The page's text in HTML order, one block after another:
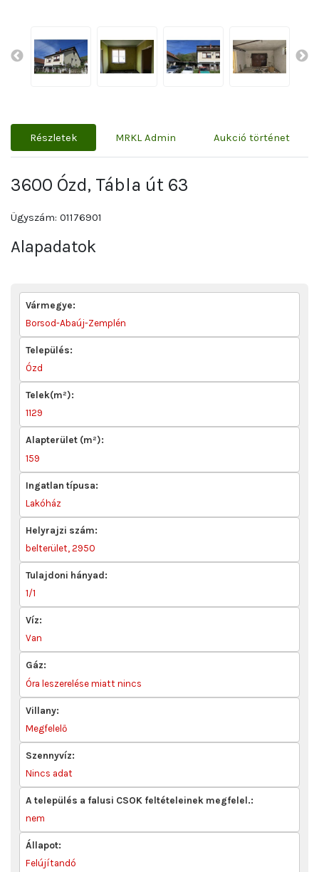
Részletek MRKL Admin Aukció történet
3600 Ózd, Tábla út 63
Ügyszám: 01176901
Alapadatok
Vármegye:
Borsod-Abaúj-Zemplén
Település:
Ózd
Telek(m²):
1129
Alapterület (m²):
159
Ingatlan típusa:
Lakóház
Helyrajzi szám:
belterület, 2950
Tulajdoni hányad:
1/1
Víz:
Van
Gáz:
Óra leszerelése miatt nincs
Villany:
Megfelelő
Szennyvíz:
Nincs adat
A település a falusi CSOK feltételeinek megfelel.:
nem
Állapot:
Felújítandó